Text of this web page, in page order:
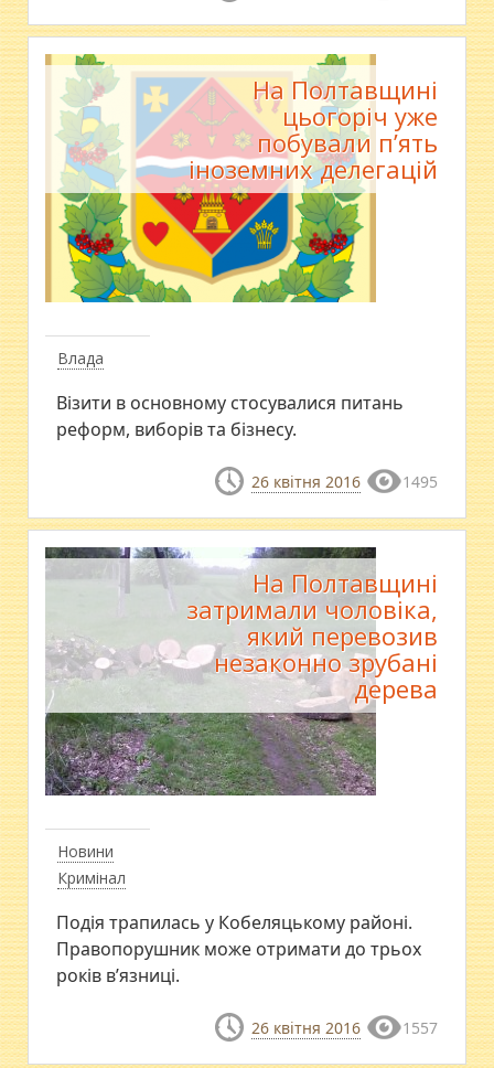
Влада
На Полтавщині
цьогоріч уже
побували п’ять
іноземних делегацій
Візити в основному стосувалися питань
реформ, виборів та бізнесу.
26 квітня 2016 1495
Новини
Кримінал
На Полтавщині
затримали чоловіка,
який перевозив
незаконно зрубані
дерева
Подія трапилась у Кобеляцькому районі.
Правопорушник може отримати до трьох
років в’язниці.
26 квітня 2016 1557